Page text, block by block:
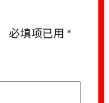
必填项已用*